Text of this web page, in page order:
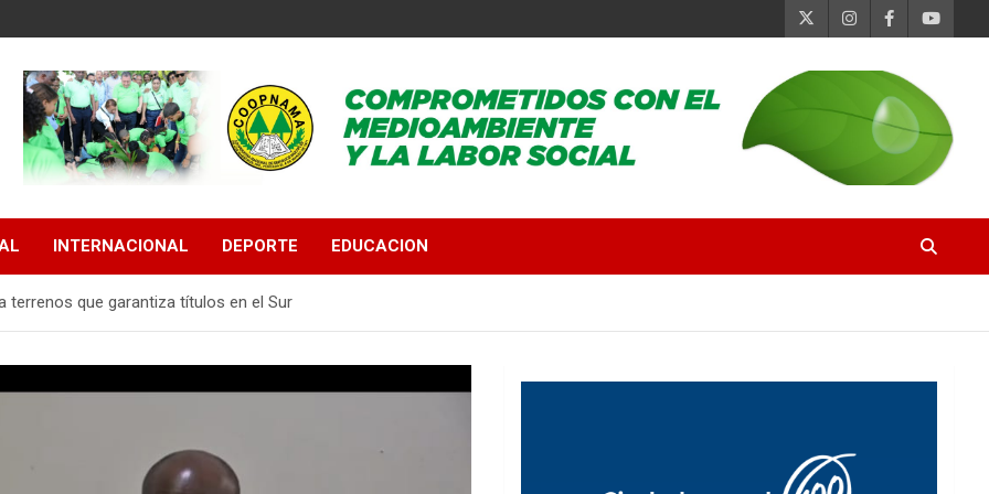
INTERNACIONAL DEPORTE EDUCACION
terrenos que garantiza títulos en el Sur